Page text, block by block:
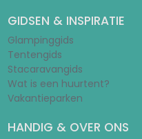
GIDSEN & INSPIRATIE
Glampinggids
Tentengids
Stacaravangids
Wat is een huurtent?
Vakantieparken
HANDIG & OVER ONS